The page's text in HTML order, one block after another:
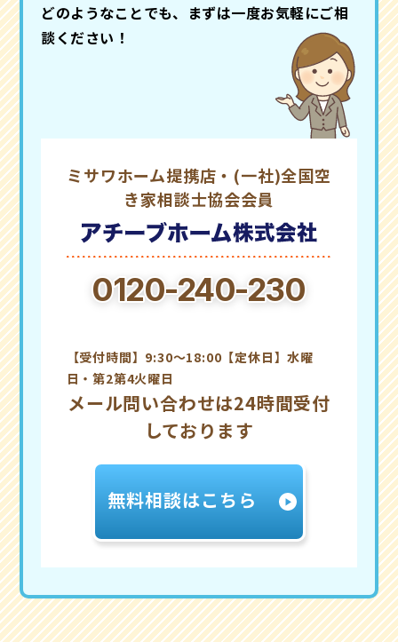
どのようなことでも、まずは一度お気軽にご相
談ください！
ミサワホーム提携店・(一社)全国空
き家相談士協会会員
0120-240-230
【受付時間】9:30～18:00【定休日】水曜
日・第2第4火曜日
メール問い合わせは24時間受付
しております
無料相談はこちら